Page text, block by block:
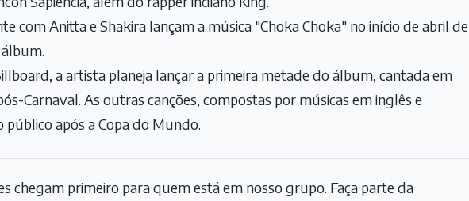
com Anitta e Shakira lançam a música "Choka Choka" no início de abril de
a artista planeja lançar a primeira metade do álbum, cantada em
Carnaval. As outras canções, compostas por músicas em inglês e
após a Copa do Mundo.
chegam primeiro para quem está em nosso grupo. Faça parte da